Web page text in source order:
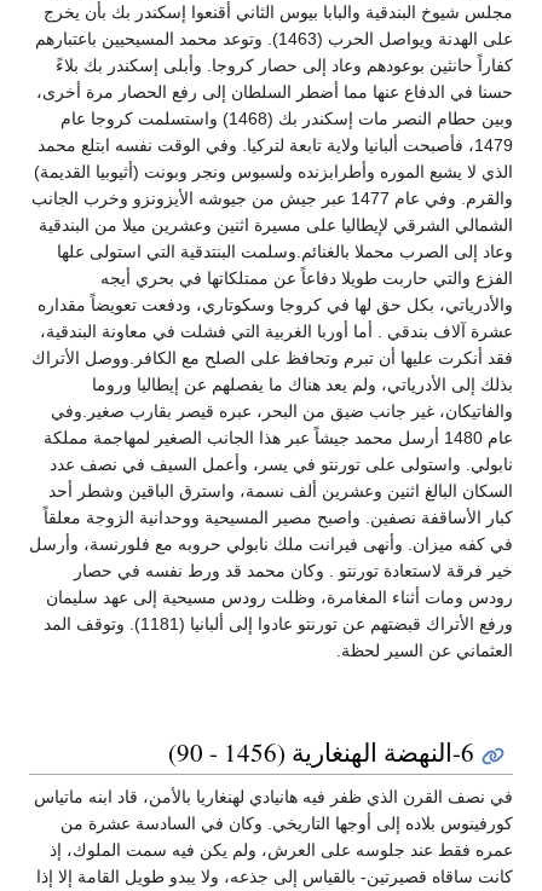
مجلس شيوخ البندقية والبابا بيوس الثاني أقنعوا إسكندر بك بأن يخرج
على الهدنة ويواصل الحرب (1463). وتوعد محمد المسيحيين باعتبارهم
كفاراً حانثين بوعودهم وعاد إلى حصار كروجا. وأبلى إسكندر بك بلاءً
حسنا في الدفاع عنها مما أضطر السلطان إلى رفع الحصار مرة أخرى،
وبين حطام النصر مات إسكندر بك (1468) واستسلمت كروجا عام
1479، فأصبحت ألبانيا ولاية تابعة لتركيا. وفي الوقت نفسه ابتلع محمد
الذي لا يشبع الموره وأطرابزنده ولسبوس ونجر وبونت (أثيوبيا القديمة)
والقرم. وفي عام 1477 عبر جيش من جيوشه الأيزونزو وخرب الجانب
الشمالي الشرقي لإيطاليا على مسيرة اثنين وعشرين ميلا من البندقية
وعاد إلى الصرب محملا بالغنائم.وسلمت البنتدقية التي استولى علها
الفزع والتي حاربت طويلا دفاعاً عن ممتلكاتها في بحري أيجه
والأدرياتي، بكل حق لها في كروجا وسكوتاري، ودفعت تعويضاً مقداره
عشرة آلاف بندقي . أما أوربا الغربية التي فشلت في معاونة البندقية،
فقد أنكرت عليها أن تبرم وتحافظ على الصلح مع الكافر.ووصل الأتراك
بذلك إلى الأدرياتي، ولم يعد هناك ما يفصلهم عن إيطاليا وروما
والفاتيكان، غير جانب ضيق من البحر، عبره قيصر بقارب صغير.وفي
عام 1480 أرسل محمد جيشاً عبر هذا الجانب الصغير لمهاجمة مملكة
نابولي. واستولى على تورنتو في يسر، وأعمل السيف في نصف عدد
السكان البالغ اثنين وعشرين ألف نسمة، واسترق الباقين وشطر أحد
كبار الأساقفة نصفين. واصبح مصير المسيحية ووحدانية الزوجة معلقاً
في كفه ميزان. وأنهى فيرانت ملك نابولي حروبه مع فلورنسة، وأرسل
خير فرقة لاستعادة تورنتو . وكان محمد قد ورط نفسه في حصار
رودس ومات أثناء المغامرة، وظلت رودس مسيحية إلى عهد سليمان
ورفع الأتراك قبضتهم عن تورنتو عادوا إلى ألبانيا (1181). وتوقف المد
العثماني عن السير لحظة.
6-النهضة الهنغارية (1456 - 90)
في نصف القرن الذي ظفر فيه هانيادي لهنغاريا بالأمن، قاد ابنه ماتياس
كورفينوس بلاده إلى أوجها التاريخي. وكان في السادسة عشرة من
عمره فقط عند جلوسه على العرش، ولم يكن فيه سمت الملوك، إذ
كانت ساقاه قصيرتين- بالقياس إلى جذعه، ولا يبدو طويل القامة إلا إذا